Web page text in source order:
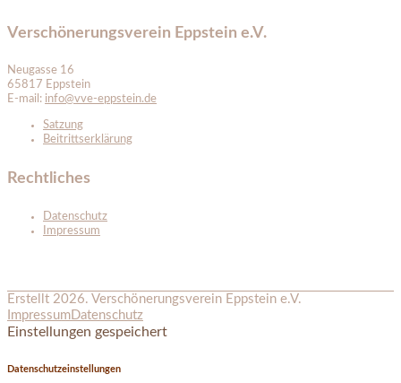
Verschönerungsverein Eppstein e.V.
Neugasse 16
65817 Eppstein
E-mail: info@vve-eppstein.de
Satzung
Beitrittserklärung
Rechtliches
Datenschutz
Impressum
Erstellt 2026. Verschönerungsverein Eppstein e.V.
Impressum Datenschutz
Einstellungen gespeichert
Datenschutzeinstellungen